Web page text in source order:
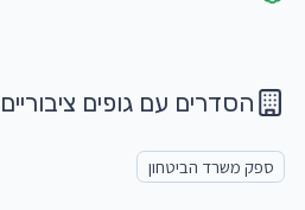
הסדרים עם גופים ציבוריים
ספק משרד הביטחון